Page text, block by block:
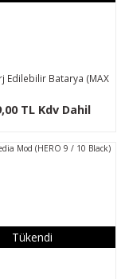
Edilebilir Batarya (MAX
TL Kdv Dahil
Tükendi